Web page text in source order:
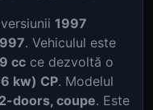
1997
. Vehiculul este
cc ce dezvoltă o
kw) CP. Modelul
2-doors, coupe. Este